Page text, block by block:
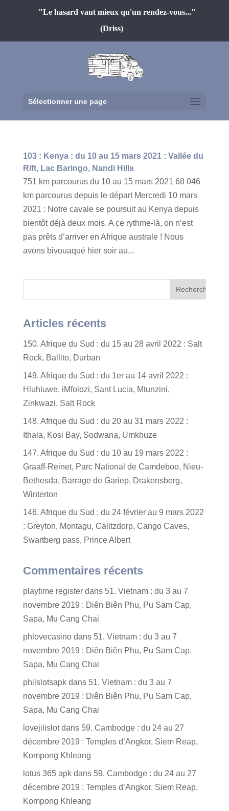
"Le hasard vaut mieux qu'un rendez-vous..."
(Driss)
Sélectionner une page
103 : Kenya : du 10 au 15 mars 2021 : Vallée du
Rift, Lac Baringo, Nandi Hills
751 km parcourus du 10 au 15 mars 2021 68 046
km parcourus depuis le départ Mercredi 10 mars
2021 : Notre cavale se poursuit au Kenya depuis
bientôt déjà deux mois. A ce rythme-là, on n’est
pas prêts d’arriver en Afrique australe ! Nous
avons bivouaqué hier soir au...
Articles récents
150. Afrique du Sud : du 15 au 28 avril 2022 : Salt
Rock, Ballito, Durban
149. Afrique du Sud : du 1er au 14 avril 2022 :
Hluhluwe, iMfolozi, Sant Lucia, Mtunzini,
Zinkwazi, Salt Rock
148. Afrique du Sud : du 20 au 31 mars 2022 :
Ithala, Kosi Bay, Sodwana, Umkhuze
147. Afrique du Sud : du 10 au 19 mars 2022 :
Graaff-Reinet, Parc National de Camdeboo, Nieu-
Bethesda, Barrage de Gariep, Drakensberg,
Winterton
146. Afrique du Sud : du 24 février au 9 mars 2022
: Greyton, Montagu, Calitzdorp, Cango Caves,
Swartberg pass, Prince Albert
Commentaires récents
playtime registerdans 51. Vietnam : du 3 au 7
novembre 2019 : Diên Biên Phu, Pu Sam Cap,
Sapa, Mu Cang Chai
phlovecasinodans 51. Vietnam : du 3 au 7
novembre 2019 : Diên Biên Phu, Pu Sam Cap,
Sapa, Mu Cang Chai
philslotsapkdans 51. Vietnam : du 3 au 7
novembre 2019 : Diên Biên Phu, Pu Sam Cap,
Sapa, Mu Cang Chai
lovejilislotdans 59. Cambodge : du 24 au 27
décembre 2019 : Temples d’Angkor, Siem Reap,
Kompong Khleang
lotus 365 apkdans 59. Cambodge : du 24 au 27
décembre 2019 : Temples d’Angkor, Siem Reap,
Kompong Khleang